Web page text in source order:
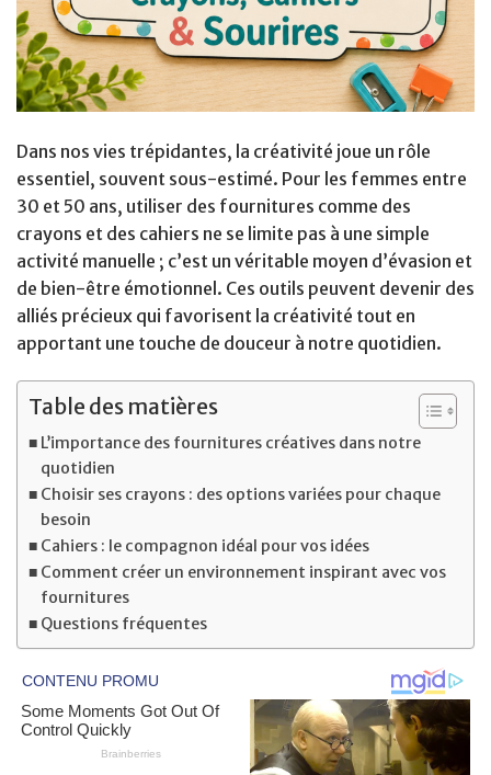
Dans nos vies trépidantes, la créativité joue un rôle
essentiel, souvent sous-estimé. Pour les femmes entre
30 et 50 ans, utiliser des fournitures comme des
crayons et des cahiers ne se limite pas à une simple
activité manuelle ; c’est un véritable moyen d’évasion et
de bien-être émotionnel. Ces outils peuvent devenir des
alliés précieux qui favorisent la créativité tout en
apportant une touche de douceur à notre quotidien.
Table des matières
L’importance des fournitures créatives dans notre
quotidien
Choisir ses crayons : des options variées pour chaque
besoin
Cahiers : le compagnon idéal pour vos idées
Comment créer un environnement inspirant avec vos
fournitures
Questions fréquentes